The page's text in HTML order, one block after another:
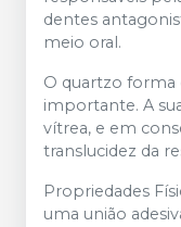
dentes
meio oral.
O quartzo
importante. A
vítrea, e em
translucidez da
Propriedades
uma união